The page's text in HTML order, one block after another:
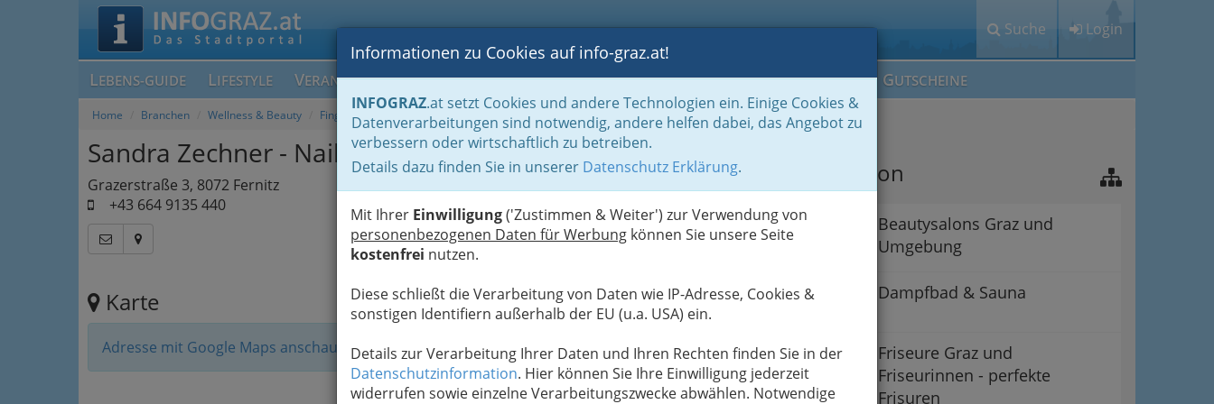
Suche Login
LEBENS-GUIDE LIFESTYLE VERANSTALTUNGEN BLOGS FOTOS GASTRONOMIE BRANCHEN MEIN IG GUTSCHEINE
Informationen zu Cookies auf info-graz.at!
INFOGRAZ.at setzt Cookies und andere Technologien ein. Einige Cookies &
Datenverarbeitungen sind notwendig, andere helfen dabei, das Angebot zu
verbessern oder wirtschaftlich zu betreiben.
Details dazu finden Sie in unserer Datenschutz Erklärung.
Mit Ihrer Einwilligung('Zustimmen & Weiter') zur Verwendung von
personenbezogenen Daten für Werbung können Sie unsere Seite
kostenfrei nutzen.
Diese schließt die Verarbeitung von Daten wie IP-Adresse, Cookies &
sonstigen Identifiern außerhalb der EU (u.a. USA) ein.
Details zur Verarbeitung Ihrer Daten und Ihren Rechten finden Sie in der
Datenschutzinformation. Hier können Sie Ihre Einwilligung jederzeit
widerrufen sowie einzelne Verarbeitungszwecke abwählen. Notwendige
Home Branchen Wellness & Beauty Fingernagelstudios - Schönheit und Pflege
Sandra Zechner - Nails - Deluxe
Grazerstraße 3, 8072 Fernitz
+43 664 9135 440
Karte
Adresse mit Google Maps anschauen
Navigation
Beautysalons Graz und
Umgebung
Dampfbad & Sauna
Friseure Graz und
Friseurinnen - perfekte
Frisuren